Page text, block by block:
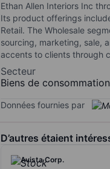
Ethan Allen Interiors Inc
Its product offerings
Retail. The Wholesale
sourcing, marketing, sale,
accents to clients through
Secteur
Biens de
Données fournies par
D’autres étaient
Avista Corp.